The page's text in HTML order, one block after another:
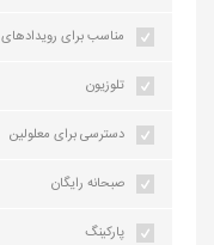
مناسب برای رویدادهای
تلوزیون
دسترسی برای معلولین
صبحانه رایگان
پارکینگ